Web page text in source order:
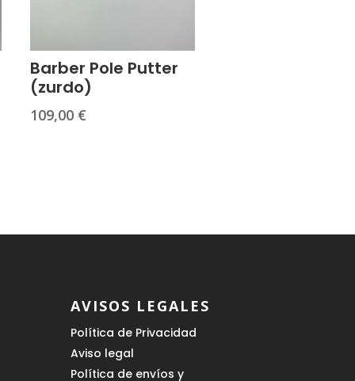
Barber Pole Putter
(zurdo)
109,00 €
AVISOS LEGALES
Política de Privacidad
Aviso legal
Política de envíos y